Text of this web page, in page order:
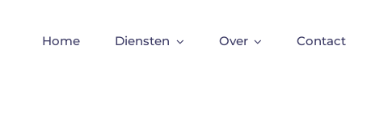
Home Diensten Over Contact